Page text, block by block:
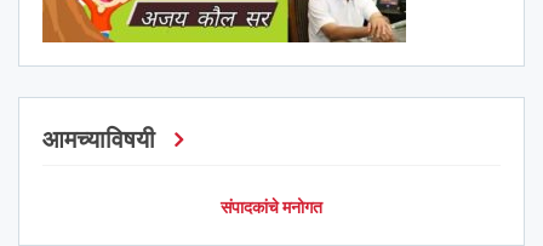
आमच्याविषयी
संपादकांचे मनोगत